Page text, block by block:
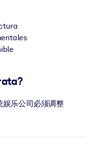
conocimientos
usar.
娱乐公司必须调整